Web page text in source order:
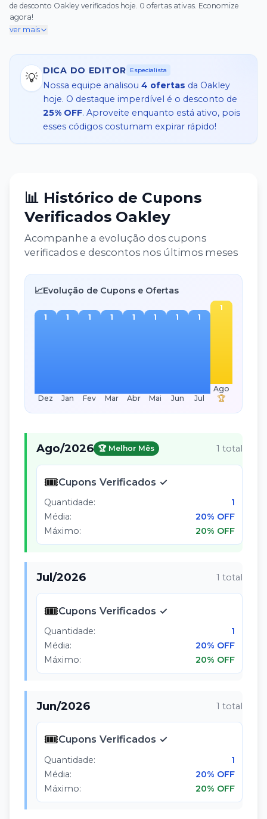
de desconto Oakley verificados hoje. 0 ofertas ativas. Economize
agora!
ver mais
💡
DICA DO EDITOR Especialista
Nossa equipe analisou 4 ofertas da Oakley
hoje. O destaque imperdível é o desconto de
25% OFF. Aproveite enquanto está ativo, pois
esses códigos costumam expirar rápido!
📊 Histórico de Cupons
Verificados Oakley
Acompanhe a evolução dos cupons
verificados e descontos nos últimos meses
📈Evolução de Cupons e Ofertas
1
Dez
1
Jan
1
Fev
1
Mar
1
Abr
1
Mai
1
Jun
1
Jul
1
Ago
🏆
Ago/2026 🏆 Melhor Mês 1 total
🎟️Cupons Verificados ✓
Quantidade:
1
Média:
20% OFF
Máximo:
20% OFF
Jul/2026 1 total
🎟️Cupons Verificados ✓
Quantidade:
1
Média:
20% OFF
Máximo:
20% OFF
Jun/2026 1 total
🎟️Cupons Verificados ✓
Quantidade:
1
Média:
20% OFF
Máximo:
20% OFF